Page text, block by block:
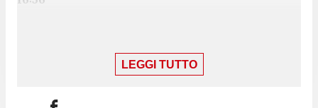
Vola Verstappen: toglie la pole provvisoria a Leclerc
84 millesimi
LEGGI TUTTO